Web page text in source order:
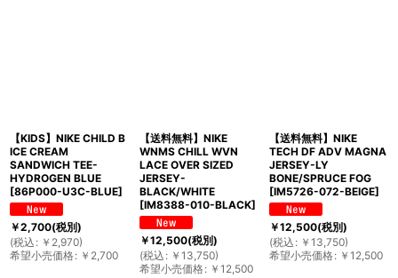
【KIDS】NIKE CHILD B
ICE CREAM
SANDWICH TEE-
HYDROGEN BLUE
[86P000-U3C-BLUE]
￥2,700(税別)
(税込 : ￥ 2,970)
希望小売価格: ￥ 2,700
【送料無料】NIKE
WNMS CHILL WVN
LACE OVER SIZED
JERSEY-
BLACK/WHITE
[IM8388-010-BLACK]
￥12,500(税別)
(税込 : ￥ 13,750)
希望小売価格: ￥ 12,500
【送料無料】NIKE
TECH DF ADV MAGNA
JERSEY-LY
BONE/SPRUCE FOG
[IM5726-072-BEIGE]
￥12,500(税別)
(税込 : ￥ 13,750)
希望小売価格: ￥ 12,500